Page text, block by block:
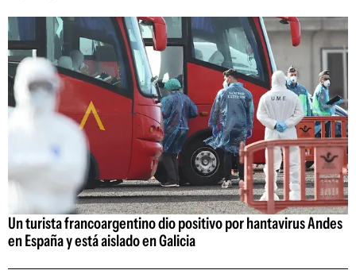
Un turista francoargentino dio positivo por hantavirus Andes
en España y está aislado en Galicia